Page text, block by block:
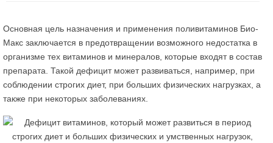
Основная цель назначения и применения поливитаминов Био-
Макс заключается в предотвращении возможного недостатка в
организме тех витаминов и минералов, которые входят в состав
препарата. Такой дефицит может развиваться, например, при
соблюдении строгих диет, при больших физических нагрузках, а
также при некоторых заболеваниях.